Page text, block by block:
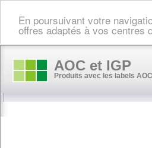
En poursuivant votre
offres adaptés à vos centres
AOC et IGP
Produits avec les labels